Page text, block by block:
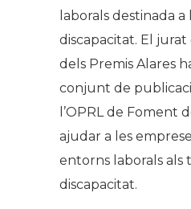
laborals destinada
discapacitat. El jurat
dels Premis Alares
conjunt de
l’OPRL de Foment
ajudar a les
entorns laborals als
discapacitat.